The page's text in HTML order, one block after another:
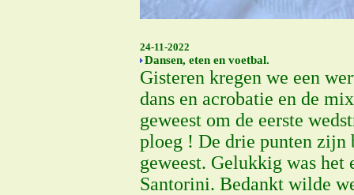
24-11-2022
Dansen, eten en voetbal.
Gisteren kregen we een
dans en acrobatie en de
geweest om de eerste
ploeg ! De drie punten zijn
geweest. Gelukkig was het
Santorini. Bedankt wilde